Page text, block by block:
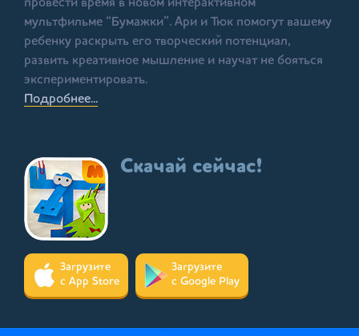
провести время в новом интерактивном
мультфильме “Бумажки”. Ари и Тюк помогут вашему
ребенку раскрыть его творческий потенциал,
развить креативное мышление и научат не бояться
экспериментировать.
Подробнее...
Скачай сейчас!
Загрузите
с App Store
Загрузите
с Google Play